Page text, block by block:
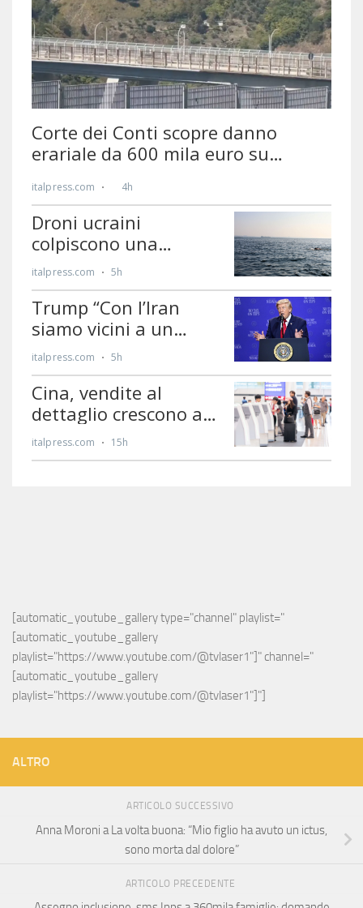
[automatic_youtube_gallery type="channel" playlist="
[automatic_youtube_gallery
playlist="https://www.youtube.com/@tvlaser1"]" channel="
[automatic_youtube_gallery
playlist="https://www.youtube.com/@tvlaser1"]"]
ALTRO
ARTICOLO SUCCESSIVO
Anna Moroni a La volta buona: “Mio figlio ha avuto un ictus,
sono morta dal dolore”
ARTICOLO PRECEDENTE